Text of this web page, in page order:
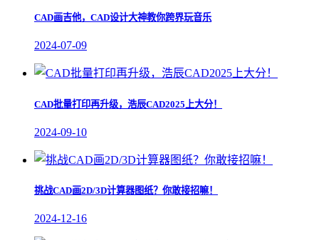
CAD画吉他，CAD设计大神教你跨界玩音乐
2024-07-09
CAD批量打印再升级，浩辰CAD2025上大分！
2024-09-10
挑战CAD画2D/3D计算器图纸？你敢接招嘛！
2024-12-16